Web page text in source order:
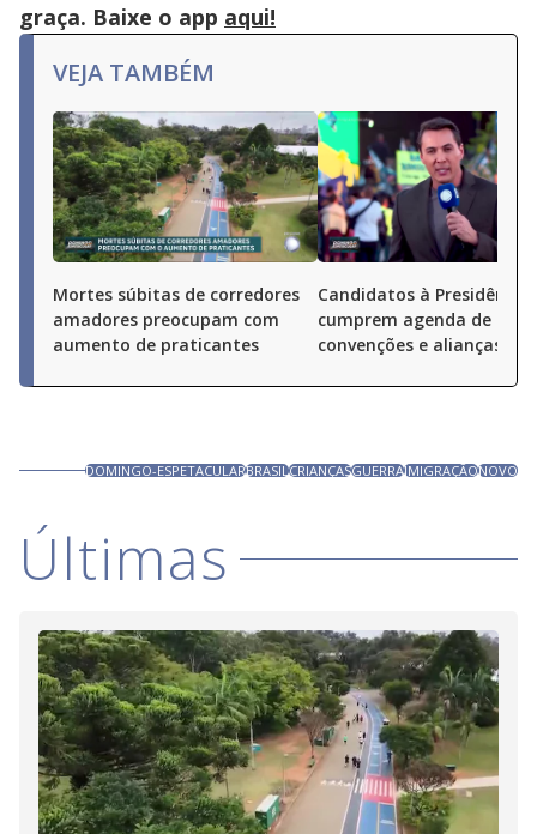
graça. Baixe o app aqui!
VEJA TAMBÉM
Mortes súbitas de corredores
amadores preocupam com
aumento de praticantes
Candidatos à Presidência
cumprem agenda de
convenções e alianças
DOMINGO-ESPETACULARBRASILCRIANÇASGUERRAIMIGRAÇÃONOVO
Últimas